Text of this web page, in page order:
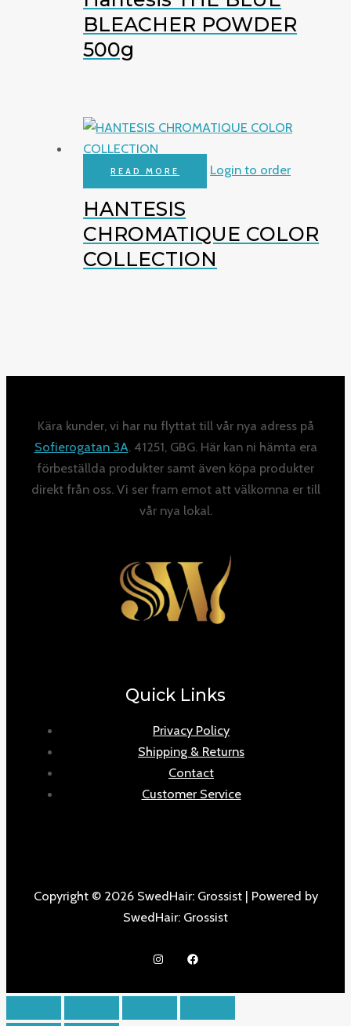
BLEACHER POWDER
500g
READ MORE Login to order
HANTESIS
CHROMATIQUE COLOR
COLLECTION
Kära kunder, vi har nu flyttat till vår nya adress på
Sofierogatan 3A. 41251, GBG. Här kan ni hämta era
förbeställda produkter samt även köpa produkter
direkt från oss. Vi ser fram emot att välkomna er till
vår nya lokal.
Quick Links
Privacy Policy
Shipping & Returns
Contact
Customer Service
Copyright © 2026 SwedHair: Grossist | Powered by
SwedHair: Grossist